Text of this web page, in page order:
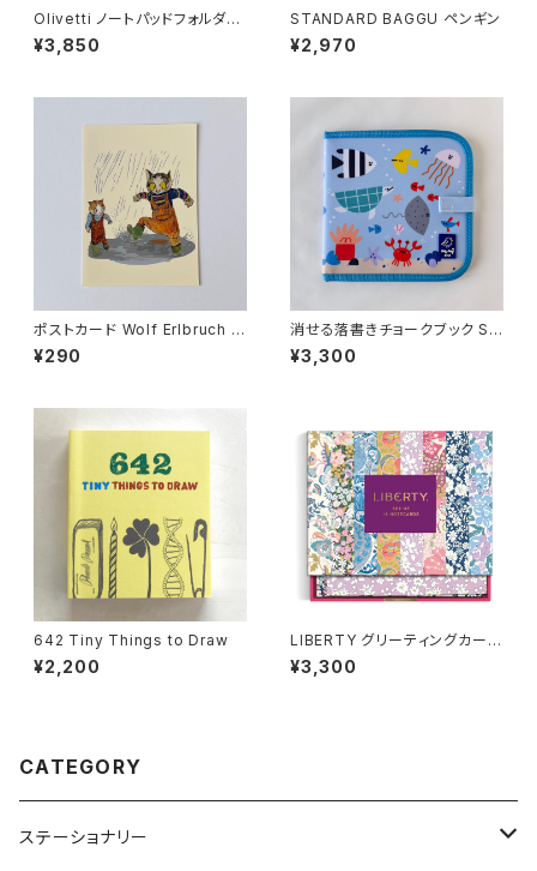
Olivetti ノートパッドフォルダー
A5
¥3,850
STANDARD BAGGU ペンギン
¥2,970
ポストカード Wolf Erlbruch 水
たまり
¥290
消せる落書きチョークブック Se
a
¥3,300
642 Tiny Things to Draw
¥2,200
LIBERTY グリーティングカード
セット
¥3,300
CATEGORY
ステーショナリー